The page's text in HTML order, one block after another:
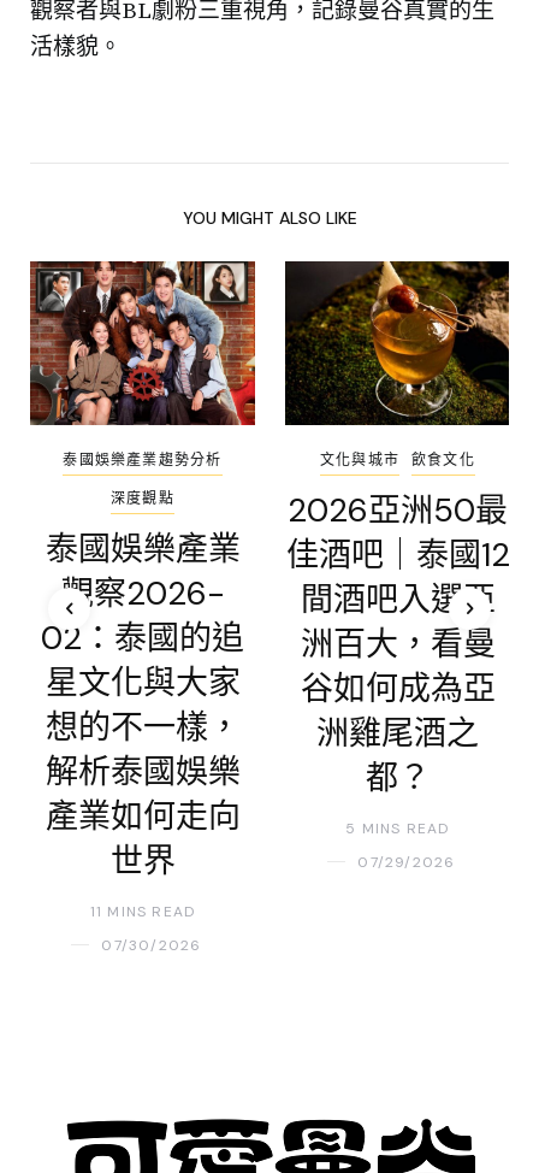
觀察者與BL劇粉三重視角，記錄曼谷真實的生
活樣貌。
YOU MIGHT ALSO LIKE
泰國娛樂產業趨勢分析
深度觀點
泰國娛樂產業
觀察2026-
02：泰國的追
星文化與大家
想的不一樣，
解析泰國娛樂
產業如何走向
世界
11 MINS READ
07/30/2026
文化與城市 飲食文化
2026亞洲50最
佳酒吧｜泰國12
間酒吧入選亞
洲百大，看曼
谷如何成為亞
洲雞尾酒之
都？
5 MINS READ
07/29/2026